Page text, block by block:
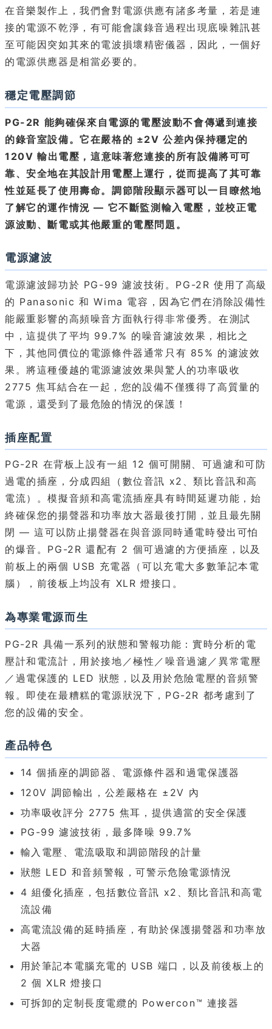
在音樂製作上，我們會對電源供應有諸多考量，若是連
接的電源不乾淨，有可能會讓錄音過程出現底噪雜訊甚
至可能因突如其來的電波損壞精密儀器，因此，一個好
的電源供應器是相當必要的。
穩定電壓調節
PG-2R 能夠確保來自電源的電壓波動不會傳遞到連接
的錄音室設備。它在嚴格的 ±2V 公差內保持穩定的
120V 輸出電壓，這意味著您連接的所有設備將可可
靠、安全地在其設計用電壓上運行，從而提高了其可靠
性並延長了使用壽命。調節階段顯示器可以一目瞭然地
了解它的運作情況 — 它不斷監測輸入電壓，並校正電
源波動、斷電或其他嚴重的電壓問題。
電源濾波
電源濾波歸功於 PG-99 濾波技術。PG-2R 使用了高級
的 Panasonic 和 Wima 電容，因為它們在消除設備性
能嚴重影響的高頻噪音方面執行得非常優秀。在測試
中，這提供了平均 99.7% 的噪音濾波效果，相比之
下，其他同價位的電源條件器通常只有 85% 的濾波效
果。將這種優越的電源濾波效果與驚人的功率吸收
2775 焦耳結合在一起，您的設備不僅獲得了高質量的
電源，還受到了最危險的情況的保護！
插座配置
PG-2R 在背板上設有一組 12 個可開關、可過濾和可防
過電的插座，分成四組（數位音訊 x2、類比音訊和高
電流）。模擬音頻和高電流插座具有時間延遲功能，始
終確保您的揚聲器和功率放大器最後打開，並且最先關
閉 — 這可以防止揚聲器在與音源同時通電時發出可怕
的爆音。PG-2R 還配有 2 個可過濾的方便插座，以及
前板上的兩個 USB 充電器（可以充電大多數筆記本電
腦），前後板上均設有 XLR 燈接口。
為專業電源而生
PG-2R 具備一系列的狀態和警報功能：實時分析的電
壓計和電流計，用於接地／極性／噪音過濾／異常電壓
／過電保護的 LED 狀態，以及用於危險電壓的音頻警
報。即使在最糟糕的電源狀況下，PG-2R 都考慮到了
您的設備的安全。
產品特色
14 個插座的調節器、電源條件器和過電保護器
120V 調節輸出，公差嚴格在 ±2V 內
功率吸收評分 2775 焦耳，提供適當的安全保護
PG-99 濾波技術，最多降噪 99.7%
輸入電壓、電流吸取和調節階段的計量
狀態 LED 和音頻警報，可警示危險電源情況
4 組優化插座，包括數位音訊 x2、類比音訊和高電
流設備
高電流設備的延時插座，有助於保護揚聲器和功率放
大器
用於筆記本電腦充電的 USB 端口，以及前後板上的
2 個 XLR 燈接口
可拆卸的定制長度電纜的 Powercon™ 連接器